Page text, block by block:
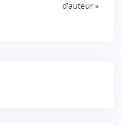
d’auteur »